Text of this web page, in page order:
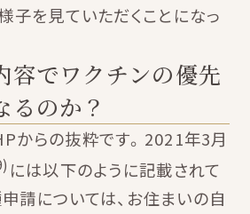
子を見ていただくことになっ
容でワクチンの優先
るのか？
からの抜粋です。2021年3月
には以下のように記載されて
請については、お住まいの自